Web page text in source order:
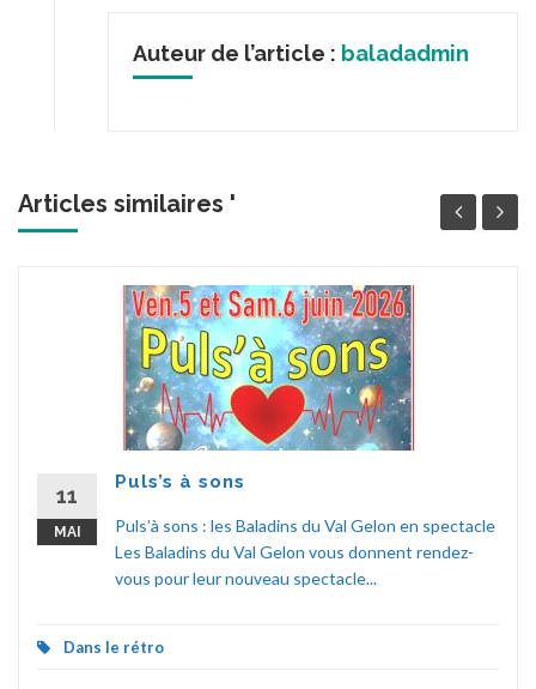
Auteur de l’article : baladadmin
Articles similaires '
11
MAI
Puls’s à sons
Puls’à sons : les Baladins du Val Gelon en spectacle
Les Baladins du Val Gelon vous donnent rendez-
vous pour leur nouveau spectacle...
Dans le rétro